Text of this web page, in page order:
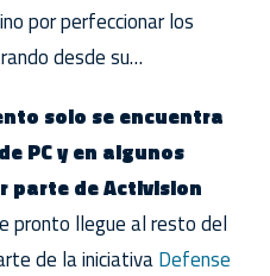
por perfeccionar los
desde su…
solo se encuentra
PC y en algunos
parte de Activision
pronto llegue al resto del
de la iniciativaDefense